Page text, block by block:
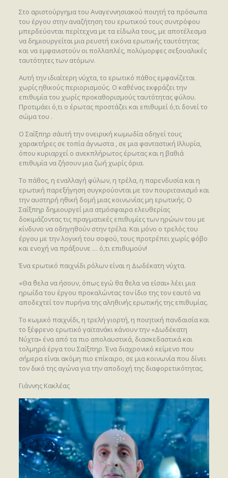
Στο αριστούργημα του Αναγεννησιακού ποιητή τα πρόσωπα
του έργου στην αναζήτηση του ερωτικού τους συντρόφου
μπερδεύονται περίτεχνα με τα είδωλα τους, με αποτέλεσμα
να δημιουργείται μια ρευστή εικόνα ερωτικής ταυτότητας
και να εμφανιστούν οι πολλαπλές, πολύμορφες σεξουαλικές
ταυτότητες των ατόμων.
Αυτή την ιδιαίτερη νύχτα, το ερωτικό πάθος εμφανίζεται
χωρίς ηθικούς περιορισμούς. Ο καθένας εκφράζει την
επιθυμία του χωρίς προκαθορισμούς ταυτότητας φύλου.
Προτιμάει ό,τι ο έρωτας προστάζει και επιθυμεί ό,τι δονεί το
σώμα του .
Ο Σαίξπηρ σ΄αυτή την ονειρική κωμωδία οδηγεί τους
χαρακτήρες σε τοπία άγνωστα , σε μια φανταστική Ιλλυρία,
όπου κυριαρχεί ο ανεκπλήρωτος έρωτας και η βαθιά
επιθυμία να ζήσουν μια ζωή χωρίς όρια.
Το πάθος, η εναλλαγή φύλων, η τρέλα, η παρενδυσία και η
ερωτική παρεξήγηση συγκρούονται με τον πουριτανισμό και
την αυστηρή ηθική δομή μιας κοινωνίας μη ερωτικής. Ο
Σαίξπηρ δημιουργεί μια ατμόσφαιρα ελευθερίας
δοκιμάζοντας τις πραγματικές επιθυμίες των ηρώων του με
κίνδυνο να οδηγηθούν στην τρέλα. Και μόνο ο τρελός του
έργου με την λογική του σοφού, τους προτρέπει χωρίς φόβο
και ενοχή να πράξουνε … ό,τι επιθυμούν!
Ένα ερωτικό παιχνίδι ρόλων είναι η Δωδέκατη νύχτα.
«Θα ΄θελα να ήσουν, όπως εγώ θα ΄θελα να είσαι» λέει μια
ηρωίδα του έργου προκαλώντας τον ίδιο της τον εαυτό να
αποδεχτεί τον πυρήνα της αληθινής ερωτικής της επιθυμίας.
Το κωμικό παιχνίδι, η τρελή γιορτή, η ποιητική πανδαισία και
το ξέφρενο ερωτικό γαϊτανάκι κάνουν την «Δωδέκατη
Νύχτα» ένα από τα πιο απολαυστικά, διασκεδαστικά και
τολμηρά έργα του Σαίξπηρ. Ένα διαχρονικό κείμενο που
σήμερα είναι ακόμη πιο επίκαιρο, σε μια κοινωνία που δίνει
τον δικό της αγώνα για την αποδοχή της διαφορετικότητας.
Γιάννης Κακλέας